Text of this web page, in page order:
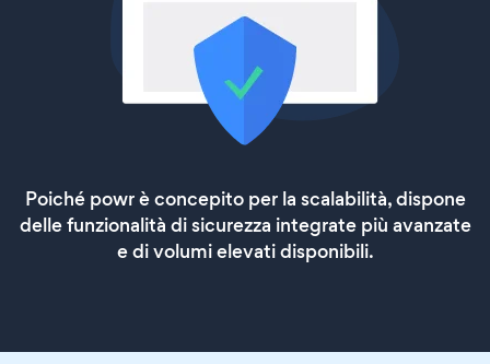
Poiché powr è concepito per la scalabilità, dispone
delle funzionalità di sicurezza integrate più avanzate
e di volumi elevati disponibili.